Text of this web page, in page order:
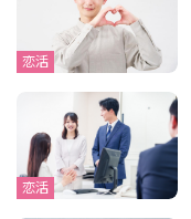
恋活
恋活